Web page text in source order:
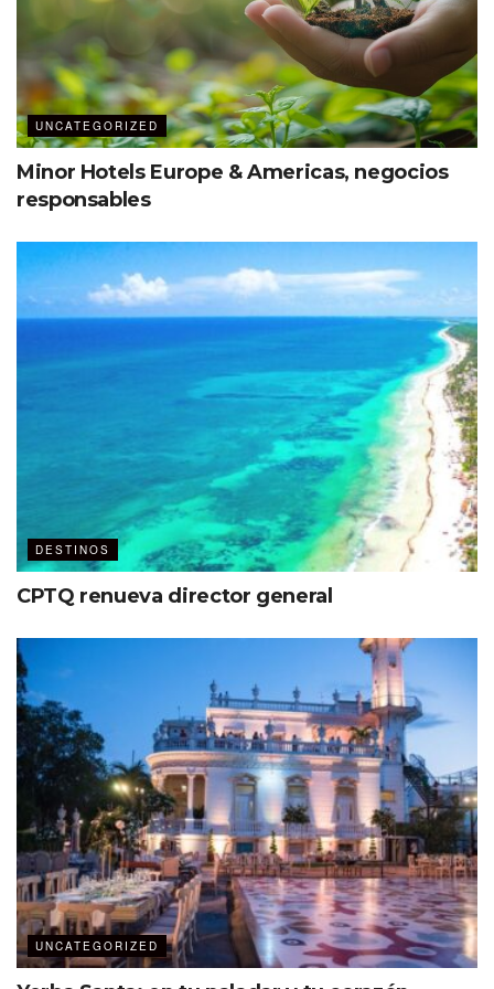
Etiquetas: Yucatán
UNCATEGORIZED
Minor Hotels Europe & Americas, negocios
responsables
DESTINOS
CPTQ renueva director general
UNCATEGORIZED